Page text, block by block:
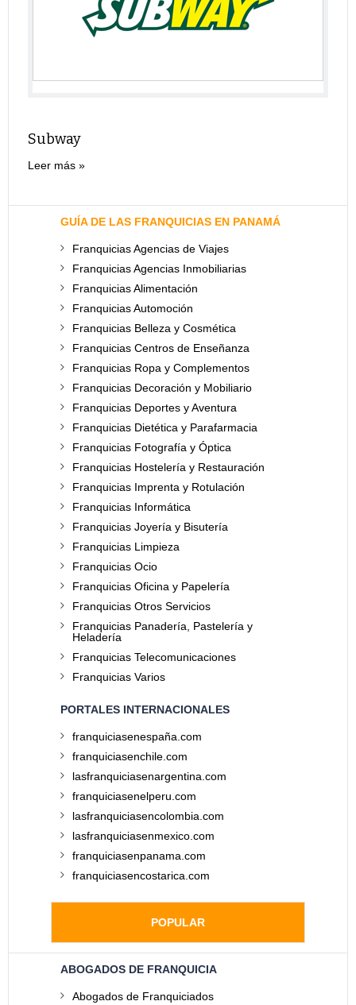
Subway
Leer más
GUÍA DE LAS FRANQUICIAS EN PANAMÁ
Franquicias Agencias de Viajes
Franquicias Agencias Inmobiliarias
Franquicias Alimentación
Franquicias Automoción
Franquicias Belleza y Cosmética
Franquicias Centros de Enseñanza
Franquicias Ropa y Complementos
Franquicias Decoración y Mobiliario
Franquicias Deportes y Aventura
Franquicias Dietética y Parafarmacia
Franquicias Fotografía y Óptica
Franquicias Hostelería y Restauración
Franquicias Imprenta y Rotulación
Franquicias Informática
Franquicias Joyería y Bisutería
Franquicias Limpieza
Franquicias Ocio
Franquicias Oficina y Papelería
Franquicias Otros Servicios
Franquicias Panadería, Pastelería y
Heladería
Franquicias Telecomunicaciones
Franquicias Varios
PORTALES INTERNACIONALES
franquiciasenespaña.com
franquiciasenchile.com
lasfranquiciasenargentina.com
franquiciasenelperu.com
lasfranquiciasencolombia.com
lasfranquiciasenmexico.com
franquiciasenpanama.com
franquiciasencostarica.com
POPULAR
ABOGADOS DE FRANQUICIA
Abogados de Franquiciados